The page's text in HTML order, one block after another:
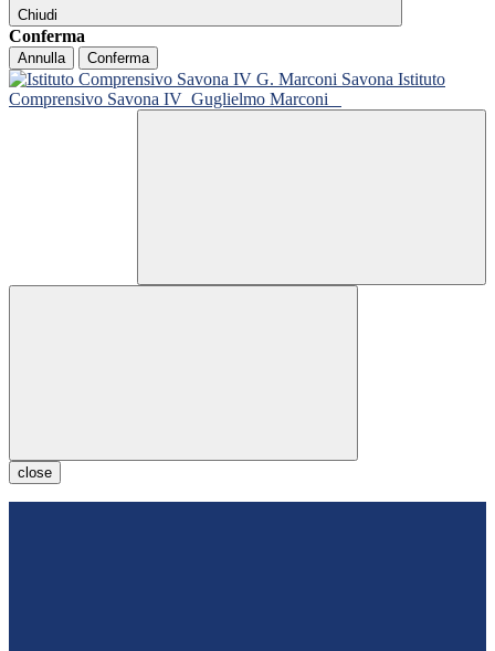
Chiudi
Conferma
Annulla Conferma
Istituto
Comprensivo Savona IV Guglielmo Marconi
close